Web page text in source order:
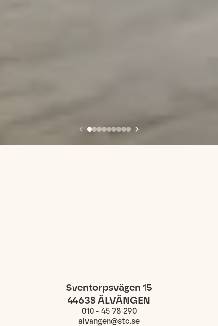
Sventorpsvägen 15
44638 ÄLVÄNGEN
010 - 45 78 290
alvangen@stc.se